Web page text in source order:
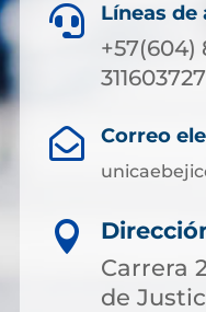
 Líneas de
+57(604)
 Correo

Carrera
de